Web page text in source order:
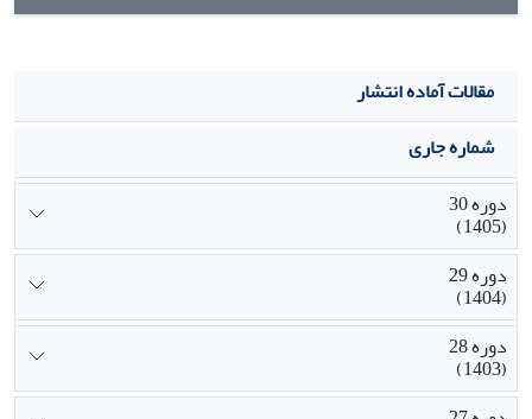
مقالات آماده انتشار
شماره جاری
دوره 30
(1405)
دوره 29
(1404)
دوره 28
(1403)